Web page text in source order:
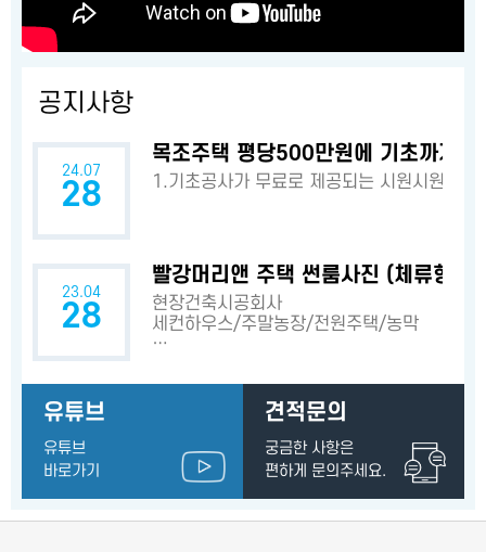
공지사항
24.07
28
목조주택 평당500만원에 기초까지?
1.기초공사가 무료로 제공되는 시원시원한
23.04
28
빨강머리앤 주택 썬룸사진 (체류형쉼
현장건축시공회사
세컨하우스/주말농장/전원주택/농막
…
유튜브
유튜브
바로가기
견적문의
궁금한 사항은
편하게 문의주세요.